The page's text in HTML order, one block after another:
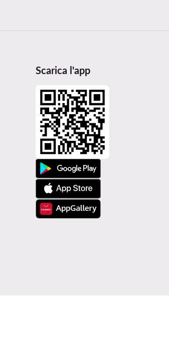
Scarica l'app